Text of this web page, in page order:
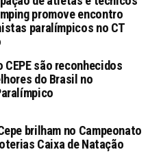
promove encontro
paralímpicos no CT
CEPE são reconhecidos
do Brasil no
brilham no Campeonato
Caixa de Natação